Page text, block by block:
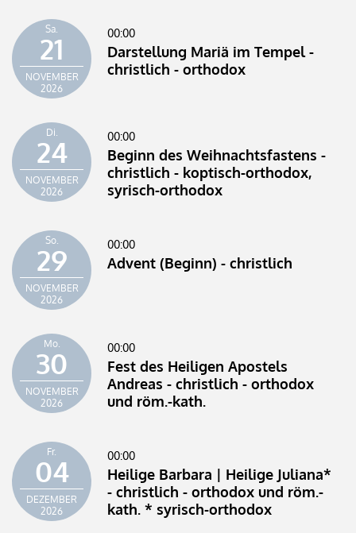
Sa.
21
NOVEMBER
2026
00:00
Darstellung Mariä im Tempel -
christlich - orthodox
Di.
24
NOVEMBER
2026
00:00
Beginn des Weihnachtsfastens -
christlich - koptisch-orthodox,
syrisch-orthodox
So.
29
NOVEMBER
2026
00:00
Advent (Beginn) - christlich
Mo.
30
NOVEMBER
2026
00:00
Fest des Heiligen Apostels
Andreas - christlich - orthodox
und röm.-kath.
Fr.
04
DEZEMBER
2026
00:00
Heilige Barbara | Heilige Juliana*
- christlich - orthodox und röm.-
kath. * syrisch-orthodox